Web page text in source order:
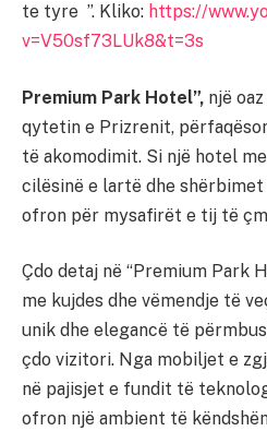
te tyre ”. Kliko: https://
v=V50sf73LUk8&t=3s
Premium Park Hotel”, një
qytetin e Prizrenit,
të akomodimit. Si një hotel
cilësinë e lartë dhe
ofron për mysafirët e tij të
Çdo detaj në “Premium Park
me kujdes dhe vëmendje të
unik dhe elegancë të
çdo vizitori. Nga mobiljet e
në pajisjet e fundit të
ofron një ambient të